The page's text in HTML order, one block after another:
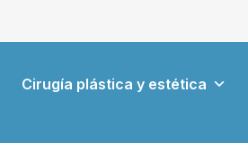
Cirugía plástica y estética